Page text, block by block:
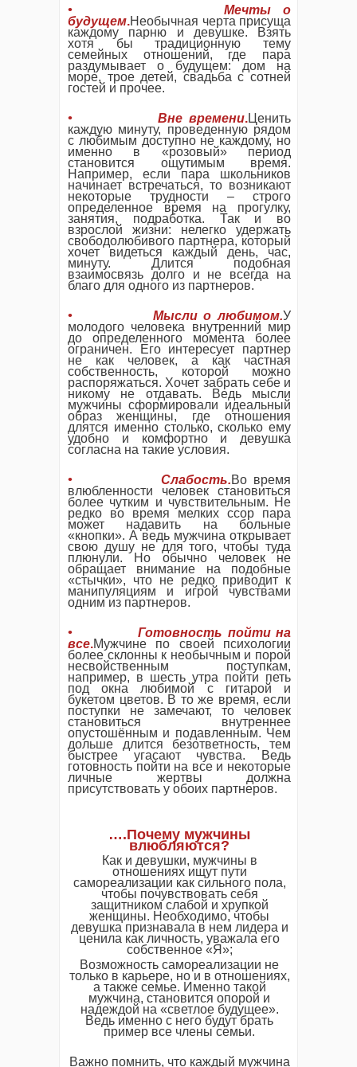
• Мечты о
будущем.Необычная черта присуща
каждому парню и девушке. Взять
хотя бы традиционную тему
семейных отношений, где пара
раздумывает о будущем: дом на
море, трое детей, свадьба с сотней
гостей и прочее.
• Вне времени.Ценить
каждую минуту, проведенную рядом
с любимым доступно не каждому, но
именно в «розовый» период
становится ощутимым время.
Например, если пара школьников
начинает встречаться, то возникают
некоторые трудности – строго
определенное время на прогулку,
занятия, подработка. Так и во
взрослой жизни: нелегко удержать
свободолюбивого партнера, который
хочет видеться каждый день, час,
минуту. Длится подобная
взаимосвязь долго и не всегда на
благо для одного из партнеров.
• Мысли о любимом.У
молодого человека внутренний мир
до определенного момента более
ограничен. Его интересует партнер
не как человек, а как частная
собственность, которой можно
распоряжаться. Хочет забрать себе и
никому не отдавать. Ведь мысли
мужчины сформировали идеальный
образ женщины, где отношения
длятся именно столько, сколько ему
удобно и комфортно и девушка
согласна на такие условия.
• Слабость.Во время
влюбленности человек становиться
более чутким и чувствительным. Не
редко во время мелких ссор пара
может надавить на больные
«кнопки». А ведь мужчина открывает
свою душу не для того, чтобы туда
плюнули. Но обычно человек не
обращает внимание на подобные
«стычки», что не редко приводит к
манипуляциям и игрой чувствами
одним из партнеров.
• Готовность пойти на
все.Мужчине по своей психологии
более склонны к необычным и порой
несвойственным поступкам,
например, в шесть утра пойти петь
под окна любимой с гитарой и
букетом цветов. В то же время, если
поступки не замечают, то человек
становиться внутреннее
опустошённым и подавленным. Чем
дольше длится безответность, тем
быстрее угасают чувства. Ведь
готовность пойти на все и некоторые
личные жертвы должна
присутствовать у обоих партнеров.
….Почему мужчины
влюбляются?
Как и девушки, мужчины в
отношениях ищут пути
самореализации как сильного пола,
чтобы почувствовать себя
защитником слабой и хрупкой
женщины. Необходимо, чтобы
девушка признавала в нем лидера и
ценила как личность, уважала его
собственное «Я»;
Возможность самореализации не
только в карьере, но и в отношениях,
а также семье. Именно такой
мужчина, становится опорой и
надеждой на «светлое будущее».
Ведь именно с него будут брать
пример все члены семьи.
Важно помнить, что каждый мужчина